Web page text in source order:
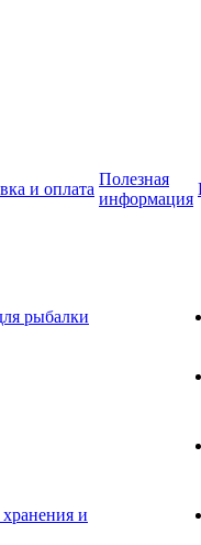
и оплата
Полезная
информация
рыбалки
и